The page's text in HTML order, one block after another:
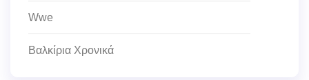
Wwe
Βαλκίρια Χρονικά